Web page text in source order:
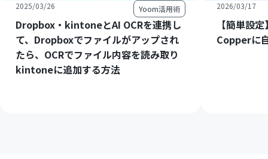
2025/03/26 Yoom活用術
Dropbox・kintoneとAI OCRを連携し
て、Dropboxでファイルがアップされ
たら、OCRでファイル内容を読み取り
kintoneに追加する方法
2026/03/17
【簡単設
Copperに